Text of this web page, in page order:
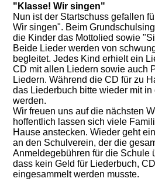
"Klasse! Wir singen"
Nun ist der Startschuss gefallen
Wir singen". Beim
die Kinder das Mottolied sowie
Beide Lieder werden von
begleitet. Jedes Kind erhielt ein
CD mit allen Liedern sowie auch
Liedern. Während die CD für zu
das Liederbuch bitte wieder mit
werden.
Wir freuen uns auf die nächsten
hoffentlich lassen sich viele
Hause anstecken. Wieder geht
an den Schulverein, der die
Anmeldegebühren für die Schule
dass kein Geld für Liederbuch,
eingesammelt werden musste.